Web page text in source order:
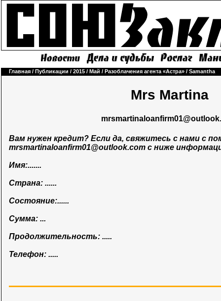
Главная / Публикации / 2015 / Май / Разоблачения агента «Астра» / Samantha
Mrs Martina
Вам нужен кредит? Если да, свяжитесь с нами с
mrsmartinaloanfirm01@outlook.com с ниже
Имя:.......
Страна: ......
Состояние:......
Сумма: ...
Продолжительность: .....
Телефон: .....